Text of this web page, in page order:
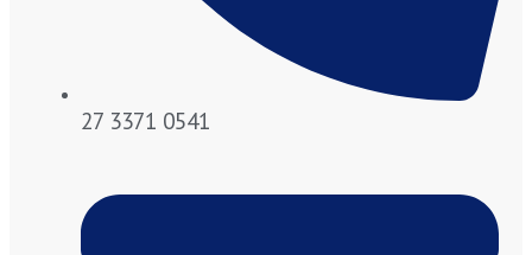
27 3371 0541